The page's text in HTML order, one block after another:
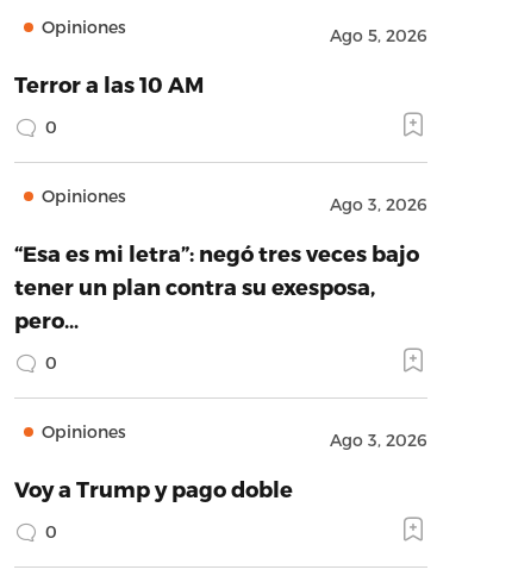
Opiniones Ago 5, 2026
Terror a las 10 AM
0
Opiniones Ago 3, 2026
“Esa es mi letra”: negó tres veces bajo
tener un plan contra su exesposa,
pero…
0
Opiniones Ago 3, 2026
Voy a Trump y pago doble
0